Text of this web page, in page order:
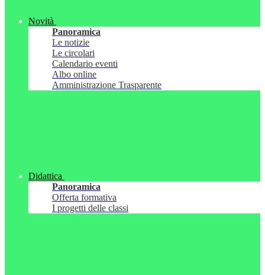
Novità
Panoramica
Le notizie
Le circolari
Calendario eventi
Albo online
Amministrazione Trasparente
Didattica
Panoramica
Offerta formativa
I progetti delle classi